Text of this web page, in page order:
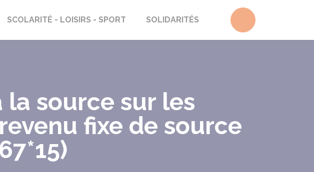
SCOLARITÉ - LOISIRS - SPORT SOLIDARITÉS Accéder au
source sur les
fixe de source